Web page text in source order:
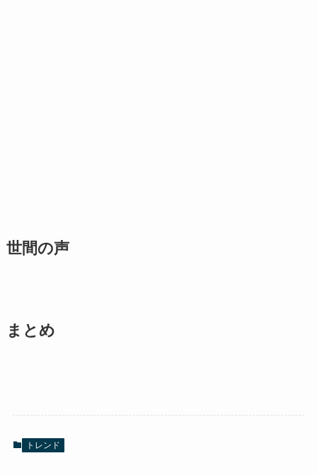
世間の声
まとめ
トレンド